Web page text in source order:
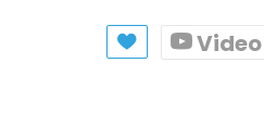
Video